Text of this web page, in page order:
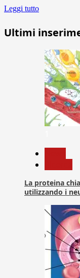
Leggi tutto
Ultimi
La proteina
utilizzando i